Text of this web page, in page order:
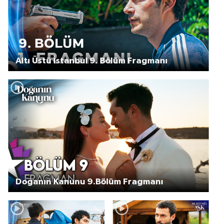
Altı Üstü İstanbul 9. Bölüm Fragmanı
Doğanın Kanunu 9.Bölüm Fragmanı